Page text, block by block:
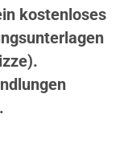
kostenloses